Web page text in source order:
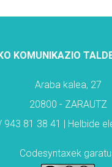
KOMUNIKAZIO
Araba kalea, 27
20800 - ZARAUTZ
81 38 41 | Helbide
Codesyntaxek